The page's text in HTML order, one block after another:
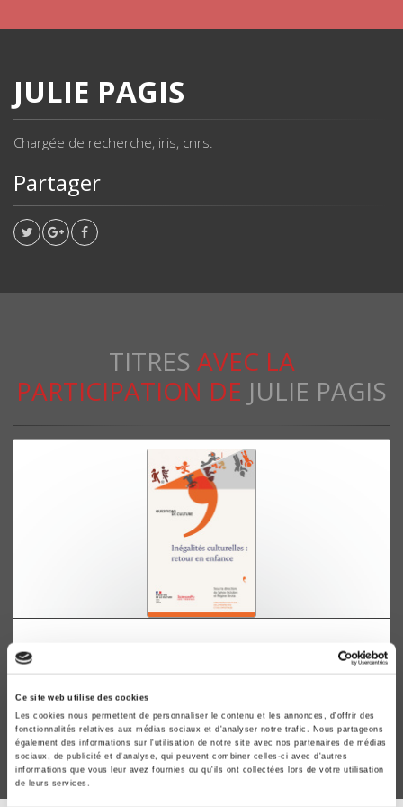
Ce site web utilise des cookies
Les cookies nous permettent de personnaliser le contenu et les annonces, d'offrir des
fonctionnalités relatives aux médias sociaux et d'analyser notre trafic. Nous partageons
également des informations sur l'utilisation de notre site avec nos partenaires de médias
sociaux, de publicité et d'analyse, qui peuvent combiner celles-ci avec d'autres
informations que vous leur avez fournies ou qu'ils ont collectées lors de votre utilisation
de leurs services.
JULIE PAGIS
Chargée de recherche, iris, cnrs.
Partager
TITRES AVEC LA
PARTICIPATION DE JULIE PAGIS
Sylvie Octobre, Régine Sirota